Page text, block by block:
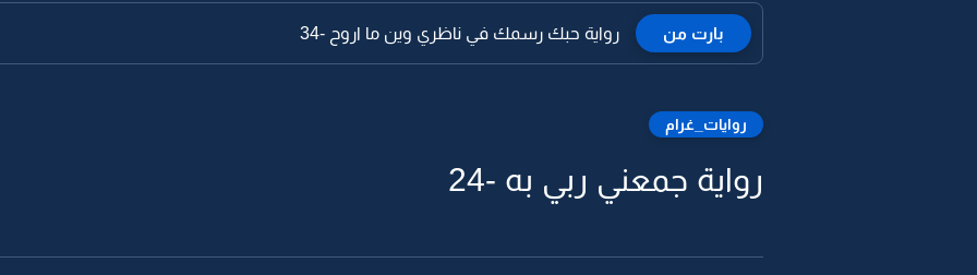
بارت من رواية حبك رسمك في ناظري وين ما اروح -34
روايات_غرام
رواية جمعني ربي به -24